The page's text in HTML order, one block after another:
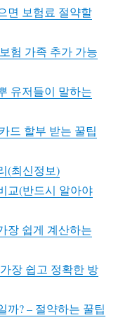
면 보험료 절약할
험 가족 추가 가능
유저들이 말하는
드 할부 받는 꿀팁
(최신정보)
교(반드시 알아야
장 쉽게 계산하는
장 쉽고 정확한 방
까? – 절약하는 꿀팁